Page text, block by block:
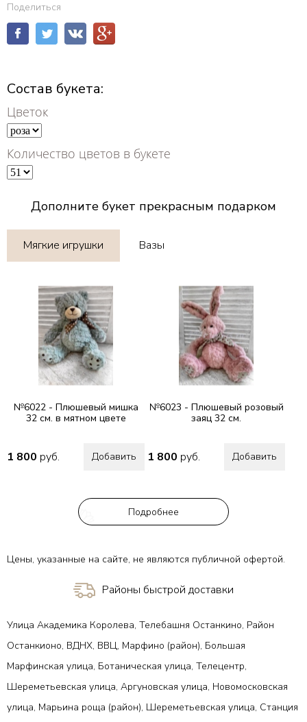
Поделиться
Состав букета:
Цветок
Количество цветов в букете
Дополните букет прекрасным подарком
Мягкие игрушки Вазы
№6022 - Плюшевый мишка
32 см. в мятном цвете
1 800 руб. Добавить
№6023 - Плюшевый розовый
заяц 32 см.
1 800 руб. Добавить
Подробнее
Цены, указанные на сайте, не являются публичной офертой.
Районы быстрой доставки
Улица Академика Королева, Телебашня Останкино, Район
Останкионо, ВДНХ, ВВЦ, Марфино (район), Большая
Марфинская улица, Ботаническая улица, Телецентр,
Шереметьевская улица, Аргуновская улица, Новомосковская
улица, Марьина роща (район), Шереметьевская улица, Станция